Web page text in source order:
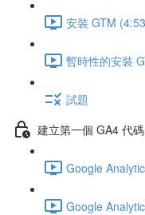
安裝 GTM
暫時性的安裝
試題
建立第一個 GA4 代碼
Google
Google